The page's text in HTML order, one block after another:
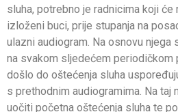
sluha, potrebno je radnicima koji će
izloženi buci, prije stupanja na
ulazni audiogram. Na osnovu
na svakom sljedećem periodičkom
došlo do oštećenja sluha
s prethodnim audiogramima. Na taj
uočiti početna oštećenja sluha te